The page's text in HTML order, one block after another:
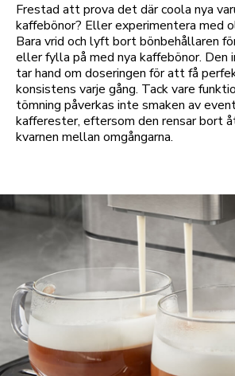
Frestad att prova det där coola nya
kaffebönor? Eller experimentera med
Bara vrid och lyft bort bönbehållaren
eller fylla på med nya kaffebönor. Den
tar hand om doseringen för att få
konsistens varje gång. Tack vare
tömning påverkas inte smaken av
kafferester, eftersom den rensar bort
kvarnen mellan omgångarna.